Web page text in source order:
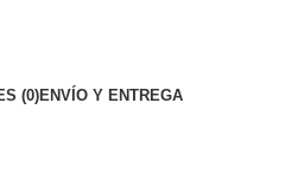
(0)ENVÍO Y ENTREGA